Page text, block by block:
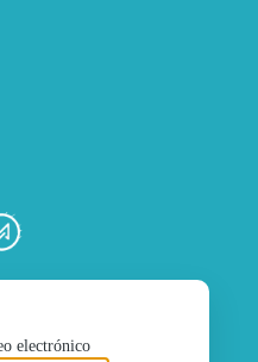
electrónico